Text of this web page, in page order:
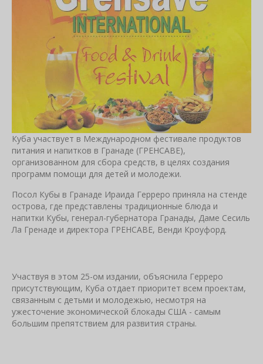
Куба участвует в Международном фестивале продуктов
питания и напитков в Гранаде (ГРЕНСАВЕ),
организованном для сбора средств, в целях создания
программ помощи для детей и молодежи.
Посол Кубы в Гранаде Ираида Герреро приняла на стенде
острова, где представлены традиционные блюда и
напитки Кубы, генерал-губернатора Гранады, Даме Сесиль
Ла Гренаде и директора ГРЕНСАВЕ, Венди Кроуфорд.
Участвуя в этом 25-ом издании, объяснила Герреро
присутствующим, Куба отдает приоритет всем проектам,
связанным с детьми и молодежью, несмотря на
ужесточение экономической блокады США - самым
большим препятствием для развития страны.